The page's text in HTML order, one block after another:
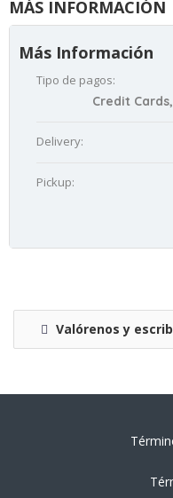
MÁS INFORMACIÓN
Más Información
Tipo de pagos:
Credit
Delivery:
Pickup:
Valórenos y